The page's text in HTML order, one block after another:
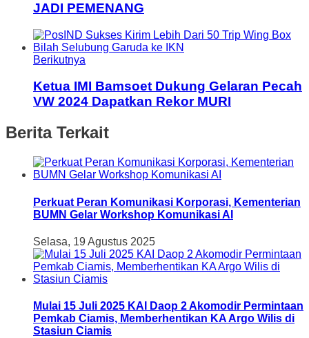
JADI PEMENANG
Berikutnya
Ketua IMI Bamsoet Dukung Gelaran Pecah
VW 2024 Dapatkan Rekor MURI
Berita Terkait
Perkuat Peran Komunikasi Korporasi, Kementerian
BUMN Gelar Workshop Komunikasi AI
Selasa, 19 Agustus 2025
Mulai 15 Juli 2025 KAI Daop 2 Akomodir Permintaan
Pemkab Ciamis, Memberhentikan KA Argo Wilis di
Stasiun Ciamis